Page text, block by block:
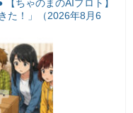
ちゃのまのAIプロト】
た！」（2026年8月6